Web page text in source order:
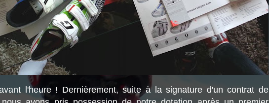
l'heure ! Dernièrement, suite à la signature d'un contrat de